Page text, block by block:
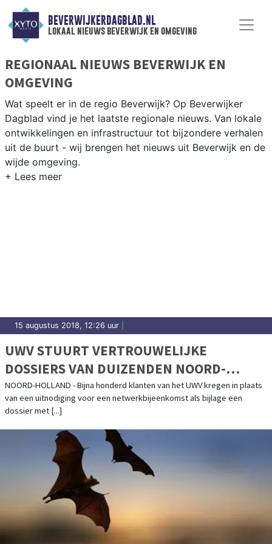
BEVERWIJKERDAGBLAD.NL
lokaal nieuws beverwijk en omgeving
REGIONAAL NIEUWS BEVERWIJK EN
OMGEVING
Wat speelt er in de regio Beverwijk? Op Beverwijker
Dagblad vind je het laatste regionale nieuws. Van lokale
ontwikkelingen en infrastructuur tot bijzondere verhalen
uit de buurt - wij brengen het nieuws uit Beverwijk en de
wijde omgeving.
15 augustus 2018, 12:26 uur
UWV STUURT VERTROUWELIJKE
DOSSIERS VAN DUIZENDEN NOORD-
HOLLANDERS NAAR WERKZOEKENDEN
NOORD-HOLLAND - Bijna honderd klanten van het UWV kregen in plaats
van een uitnodiging voor een netwerkbijeenkomst als bijlage een
dossier met [...]